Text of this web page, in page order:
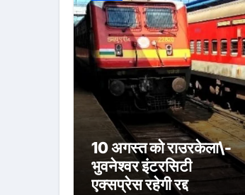
10 अगस्त को राउरकेला\-
भुवनेश्वर इंटरसिटी
एक्सप्रेस रहेगी रद्द